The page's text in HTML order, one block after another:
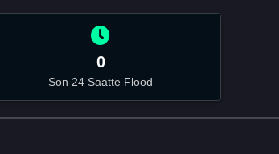
0
Son 24 Saatte Flood